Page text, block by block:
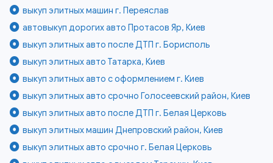
выкуп элитных машин г. Переяслав
автовыкуп дорогих авто Протасов Яр, Киев
выкуп элитных авто после ДТП г. Борисполь
выкуп элитных авто Татарка, Киев
выкуп элитных авто с оформлением г. Киев
выкуп элитных авто срочно Голосеевский район, Киев
выкуп элитных авто после ДТП г. Белая Церковь
выкуп элитных машин Днепровский район, Киев
выкуп элитных авто срочно г. Белая Церковь